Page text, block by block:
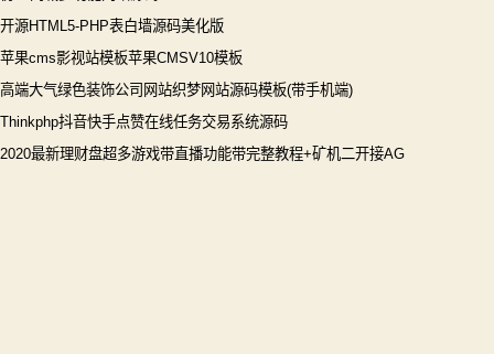
开源HTML5-PHP表白墙源码美化版
苹果cms影视站模板苹果CMSV10模板
高端大气绿色装饰公司网站织梦网站源码模板(带手机端)
Thinkphp抖音快手点赞在线任务交易系统源码
2020最新理财盘超多游戏带直播功能带完整教程+矿机二开接AG